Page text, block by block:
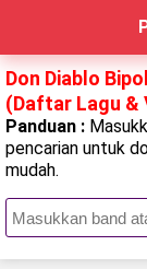
Don Diablo
(Daftar Lagu &
Panduan :
pencarian untuk
mudah.